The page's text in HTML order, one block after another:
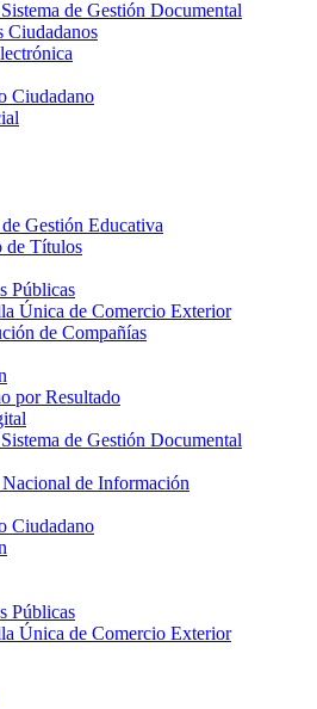
de Gestión Documental
Ciudadanos
Ciudadano
de Gestión Educativa
de Títulos
Públicas
Única de Comercio Exterior
de Compañías
por Resultado
de Gestión Documental
Nacional de Información
Ciudadano
Públicas
Única de Comercio Exterior